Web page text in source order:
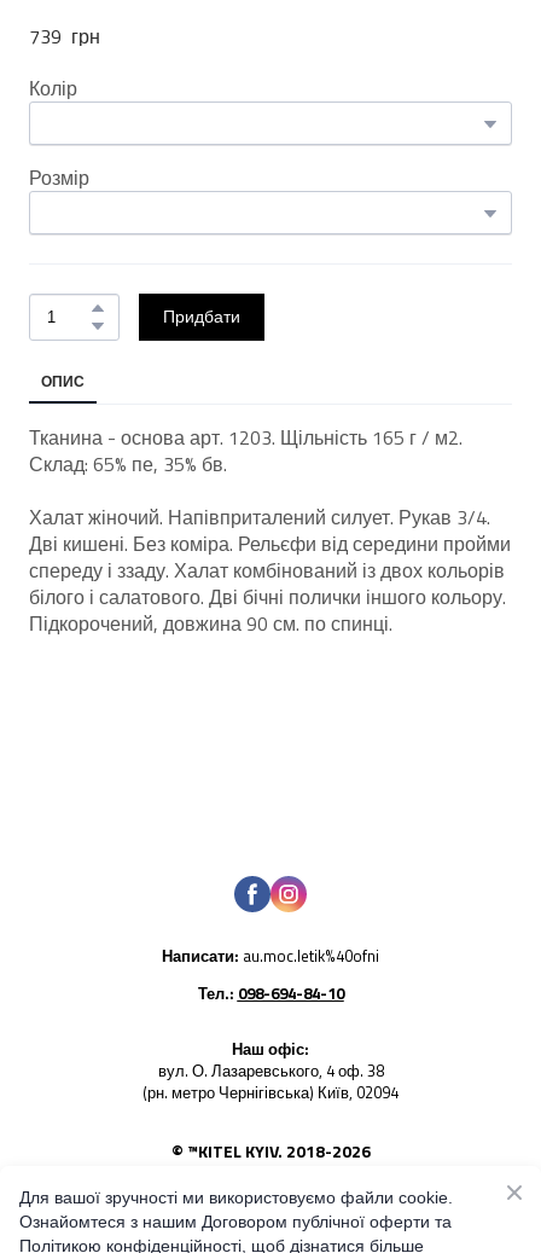
739  грн
Колір
Розмір
Придбати
ОПИС
Тканина - основа арт. 1203. Щільність 165 г / м2.
Склад: 65% пе, 35% бв.
Халат жіночий. Напівприталений силует. Рукав 3/4.
Дві кишені. Без коміра. Рельєфи від середини пройми
спереду і ззаду. Халат комбінований із двох кольорів
білого і салатового. Дві бічні полички іншого кольору.
Підкорочений, довжина 90 см. по спинці.
Написати: au.moc.letik%40ofni
Тел.: 098-694-84-10
Наш офіс:
вул. О. Лазаревського, 4 оф. 38
(рн. метро Чернігівська) Київ, 02094
© ™KITEL KYIV. 2018-2026
права на світлини належать KITEL KYIV
Наш блог і стрічка оновлень
Для вашої зручності ми використовуємо файли cookie.
Ознайомтеся з нашим Договором публічної оферти та
Політикою конфіденційності, щоб дізнатися більше